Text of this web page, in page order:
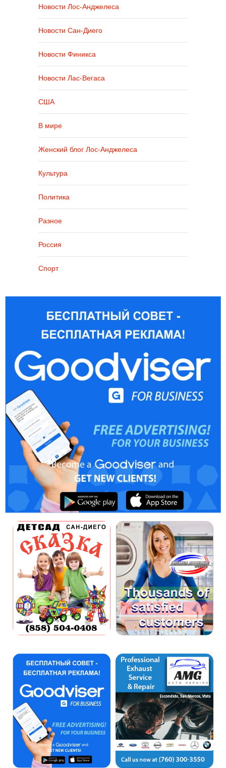
Новости Лос-Анджелеса
Новости Сан-Диего
Новости Финикса
Новости Лас-Вегаса
США
В мире
Женский блог Лос-Анджелеса
Культура
Политика
Разное
Россия
Спорт